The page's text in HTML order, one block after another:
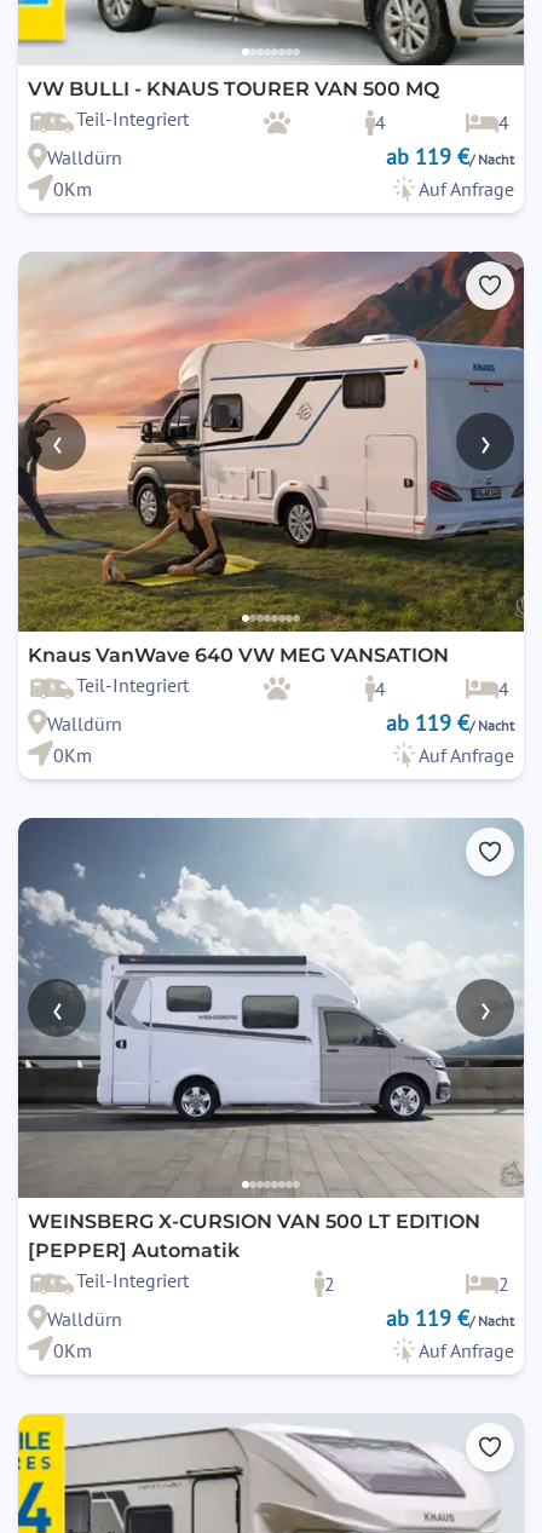
16. Kinder & Mitfahrer
Die Vorschriften des§ 21 StVO(Sicherung von Kindern bis
12 Jahre) sind zwingend einzuhalten.
Stand: 10/2024VW BULLI - KNAUS TOURER VAN 500 MQ
Teil-Integriert 4
4
Walldürn
ab 119 €/ Nacht
0Km Auf Anfrage
‹ ›
Knaus VanWave 640 VW MEG VANSATION
Teil-Integriert 4
4
Walldürn
ab 119 €/ Nacht
0Km Auf Anfrage
‹ ›
WEINSBERG X-CURSION VAN 500 LT EDITION
[PEPPER] Automatik
Teil-Integriert 2
2
Walldürn
ab 119 €/ Nacht
0Km Auf Anfrage